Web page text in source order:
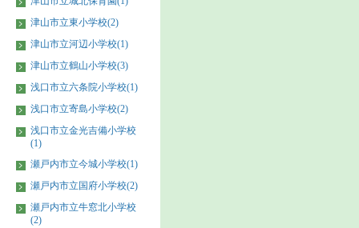
津山市立東小学校(2)
津山市立河辺小学校(1)
津山市立鶴山小学校(3)
浅口市立六条院小学校(1)
浅口市立寄島小学校(2)
浅口市立金光吉備小学校
(1)
瀬戸内市立今城小学校(1)
瀬戸内市立国府小学校(2)
瀬戸内市立牛窓北小学校
(2)